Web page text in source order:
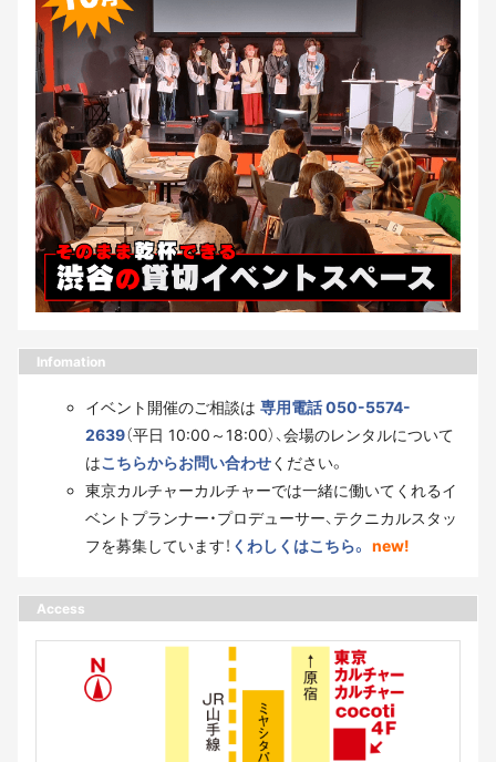
Infomation
イベント開催のご相談は 専用電話 050-5574-
2639（平日 10:00～18:00）、会場のレンタルについて
はこちらからお問い合わせください。
東京カルチャーカルチャーでは一緒に働いてくれるイ
ベントプランナー・プロデューサー、テクニカルスタッ
フを募集しています！ くわしくはこちら。 new!
Access